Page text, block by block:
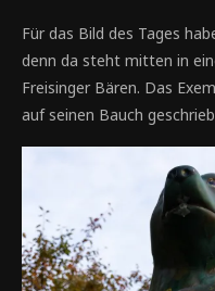
Für das Bild des Tages
denn da steht mitten in
Freisinger Bären. Das
auf seinen Bauch